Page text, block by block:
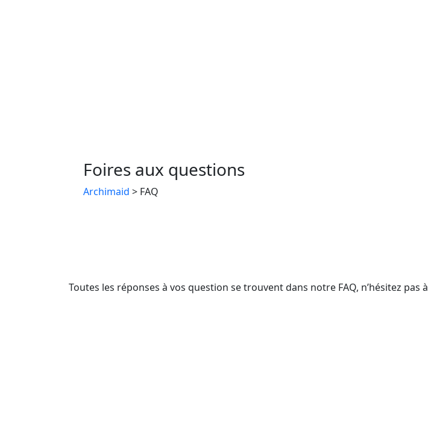
Foires aux questions
Archimaid > FAQ
Toutes les réponses à vos question se trouvent dans notre FAQ, n’hésitez pas à